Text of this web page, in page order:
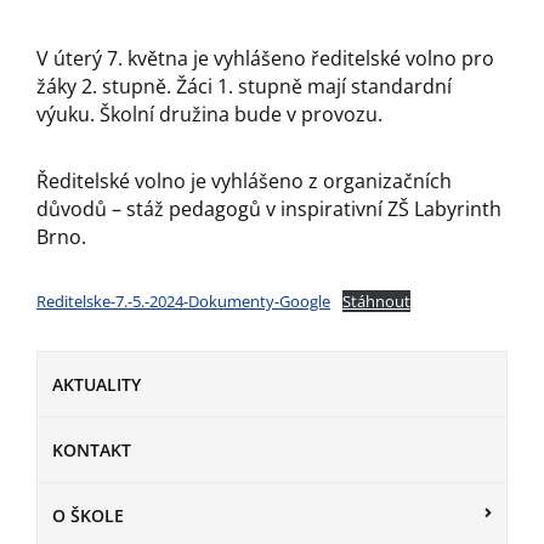
AKTUALITY
KONTAKT
O ŠKOLE
V úterý 7. května je vyhlášeno ředitelské volno pro
žáky 2. stupně. Žáci 1. stupně mají standardní
výuku. Školní družina bude v provozu.
Ředitelské volno je vyhlášeno z organizačních
důvodů – stáž pedagogů v inspirativní ZŠ Labyrinth
Brno.
Reditelske-7.-5.-2024-Dokumenty-Google Stáhnout